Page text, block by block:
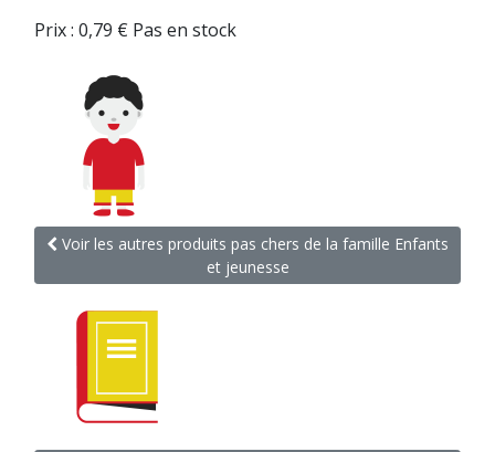
Prix : 0,79 € Pas en stock
Voir les autres produits pas chers de la famille Enfants
et jeunesse